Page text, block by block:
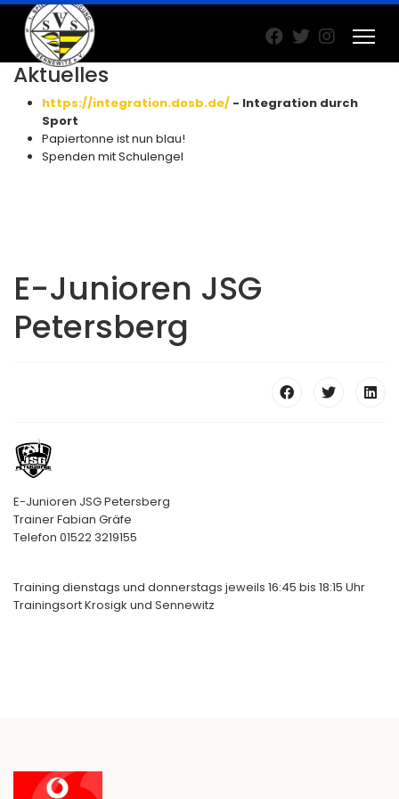
Aktuelles
https://integration.dosb.de/ - Integration durch
Sport
Papiertonne ist nun blau!
Spenden mit Schulengel
E-Junioren JSG
Petersberg
E-Junioren JSG Petersberg
Trainer Fabian Gräfe
Telefon 01522 3219155
Training dienstags und donnerstags jeweils 16:45 bis 18:15 Uhr
Trainingsort Krosigk und Sennewitz